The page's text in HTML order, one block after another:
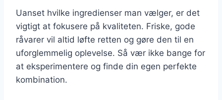
Uanset hvilke ingredienser man vælger, er det
vigtigt at fokusere på kvaliteten. Friske, gode
råvarer vil altid løfte retten og gøre den til en
uforglemmelig oplevelse. Så vær ikke bange for
at eksperimentere og finde din egen perfekte
kombination.